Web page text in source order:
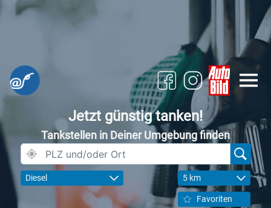
Jetzt günstig tanken!
Tankstellen in Deiner Umgebung finden
Diesel 5 km
Favoriten